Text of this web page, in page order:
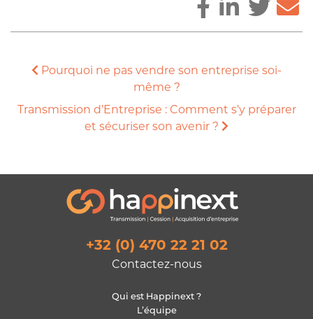
Pourquoi ne pas vendre son entreprise soi-
même ?
Transmission d’Entreprise : Comment s’y préparer
et sécuriser son avenir ?
+32 (0) 470 22 21 02
Contactez-nous
Qui est Happinext ?
L’équipe